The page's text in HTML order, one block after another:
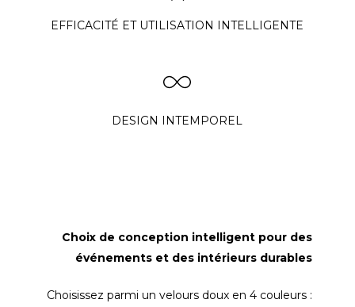
EFFICACITÉ ET UTILISATION INTELLIGENTE
DESIGN INTEMPOREL
Choix de conception intelligent pour des
événements et des intérieurs durables
Choisissez parmi un velours doux en 4 couleurs :